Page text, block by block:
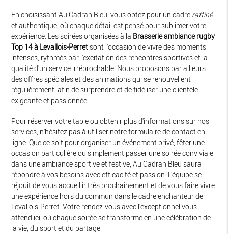
En choisissant Au Cadran Bleu, vous optez pour un cadre raffiné
et authentique, où chaque détail est pensé pour sublimer votre
expérience. Les soirées organisées à la Brasserie ambiance rugby
Top 14 à Levallois-Perret sont l'occasion de vivre des moments
intenses, rythmés par l'excitation des rencontres sportives et la
qualité d'un service irréprochable. Nous proposons par ailleurs
des offres spéciales et des animations qui se renouvellent
régulièrement, afin de surprendre et de fidéliser une clientèle
exigeante et passionnée.
Pour réserver votre table ou obtenir plus d'informations sur nos
services, n'hésitez pas à utiliser notre formulaire de contact en
ligne. Que ce soit pour organiser un événement privé, fêter une
occasion particulière ou simplement passer une soirée conviviale
dans une ambiance sportive et festive, Au Cadran Bleu saura
répondre à vos besoins avec efficacité et passion. L'équipe se
réjouit de vous accueillir très prochainement et de vous faire vivre
une expérience hors du commun dans le cadre enchanteur de
Levallois-Perret. Votre rendez-vous avec l'exceptionnel vous
attend ici, où chaque soirée se transforme en une célébration de
la vie, du sport et du partage.